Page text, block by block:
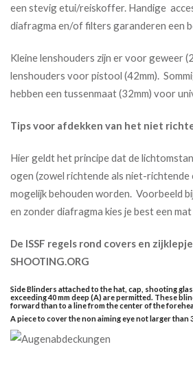
een stevig etui/reiskoffer. Handige
diafragma en/of filters garanderen een
Kleine lenshouders zijn er voor geweer
lenshouders voor pistool (42mm).
hebben een tussenmaat (32mm) voor
Tips voor afdekken van het niet
Hier geldt het principe dat de
ogen (zowel richtende als niet-richtende
mogelijk behouden worden. Voorbeeld
en zonder diafragma kies je best een
De ISSF regels rond covers en
SHOOTING.ORG
Side Blinders attached to the hat, cap, shooting
exceeding 40 mm deep (A) are permitted. These
forward than to a line from the center of the
A piece to cover the non aiming eye not larger than